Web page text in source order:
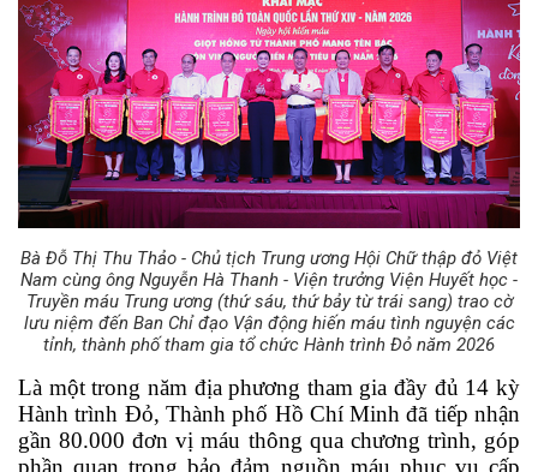
Bà Đỗ Thị Thu Thảo - Chủ tịch Trung ương Hội Chữ thập đỏ Việt
Nam cùng ông Nguyễn Hà Thanh - Viện trưởng Viện Huyết học -
Truyền máu Trung ương (thứ sáu, thứ bảy từ trái sang) trao cờ
lưu niệm đến Ban Chỉ đạo Vận động hiến máu tình nguyện các
tỉnh, thành phố tham gia tổ chức Hành trình Đỏ năm 2026
Là một trong năm địa phương tham gia đầy đủ 14 kỳ
Hành trình Đỏ, Thành phố Hồ Chí Minh đã tiếp nhận
gần 80.000 đơn vị máu thông qua chương trình, góp